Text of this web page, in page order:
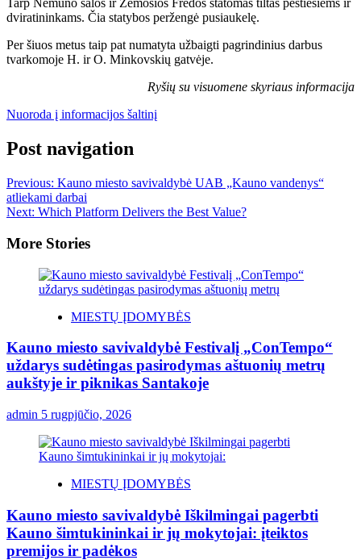
Tarp Nemuno salos ir Žemosios Fredos statomas tiltas pėstiesiems ir
dviratininkams. Čia statybos peržengė pusiaukelę.
Per šiuos metus taip pat numatyta užbaigti pagrindinius darbus
tvarkomoje H. ir O. Minkovskių gatvėje.
Ryšių su visuomene skyriaus informacija
Nuoroda į informacijos šaltinį
Post navigation
Previous: Kauno miesto savivaldybė UAB „Kauno vandenys“
atliekami darbai
Next: Which Platform Delivers the Best Value?
More Stories
MIESTŲ ĮDOMYBĖS
Kauno miesto savivaldybė Festivalį „ConTempo“
uždarys sudėtingas pasirodymas aštuonių metrų
aukštyje ir piknikas Santakoje
admin 5 rugpjūčio, 2026
MIESTŲ ĮDOMYBĖS
Kauno miesto savivaldybė Iškilmingai pagerbti
Kauno šimtukininkai ir jų mokytojai: įteiktos
premijos ir padėkos